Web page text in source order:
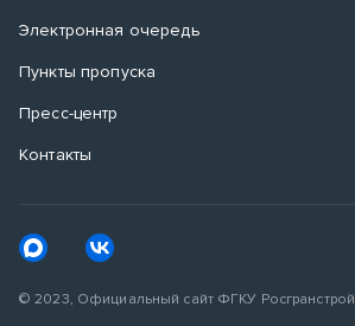
Электронная очередь
Пункты пропуска
Пресс-центр
Контакты
© 2023, Официальный сайт ФГКУ Росгранстрой